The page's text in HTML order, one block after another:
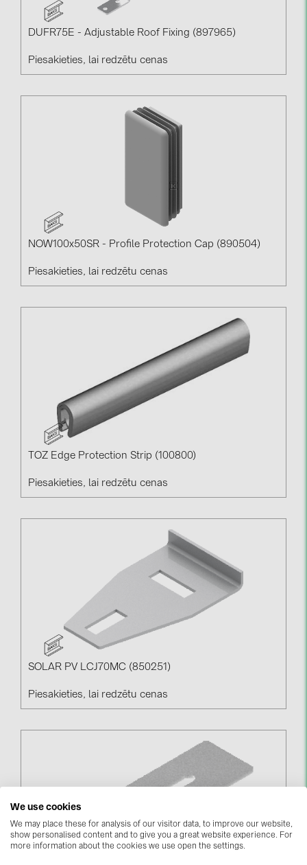
DUFR75E - Adjustable Roof Fixing (897965)
Piesakieties, lai redzētu cenas
NOW100x50SR - Profile Protection Cap (890504)
Piesakieties, lai redzētu cenas
TOZ Edge Protection Strip (100800)
Piesakieties, lai redzētu cenas
SOLAR PV LCJ70MC (850251)
Piesakieties, lai redzētu cenas
We use cookies
We may place these for analysis of our visitor data, to improve our website,
show personalised content and to give you a great website experience. For
more information about the cookies we use open the settings.